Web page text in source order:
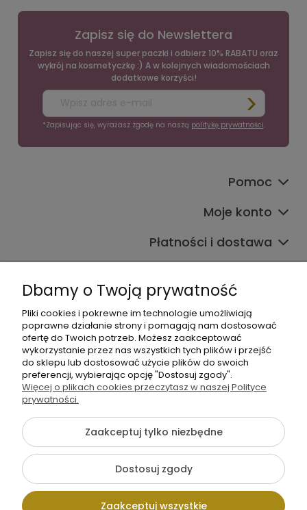
Zapisz się do Newslettera
Zapisz się do naszej super paczki i odbierz 10% RABATU oraz
wykrój na kosmetyczkę :) A w kolejnych wiadomościach
dodatkowe korzyści!
*Zapisując się, wyrażasz zgodę na naszą politykę prywatności.
Pomoc
Moje konto
Płatności i dostawa
+48 605 141 363
{literal}
Pokaż pełną wersję strony
Dbamy o Twoją prywatność
Pliki cookies i pokrewne im technologie umożliwiają
poprawne działanie strony i pomagają nam dostosować
ofertę do Twoich potrzeb. Możesz zaakceptować
wykorzystanie przez nas wszystkich tych plików i przejść
do sklepu lub dostosować użycie plików do swoich
preferencji, wybierając opcję "Dostosuj zgody".
Więcej o plikach cookies przeczytasz w naszej Polityce
prywatności.
Zaakceptuj tylko niezbędne
Dostosuj zgody
Zaakceptuj wszystkie